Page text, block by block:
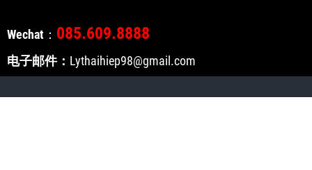
Wechat ： 085.609.8888
电子邮件： Lythaihiep98@gmail.com